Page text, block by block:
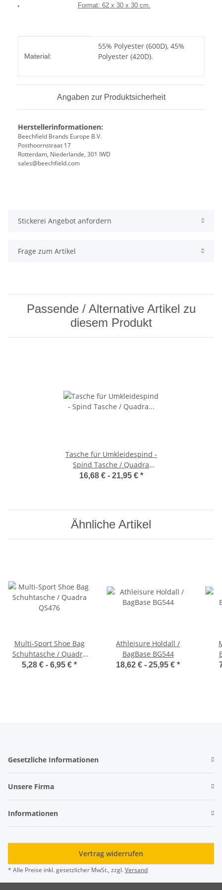
Format: 62 x 30 x 30 cm.
Material:
55% Polyester (600D), 45%
Polyester (420D).
Angaben zur Produktsicherheit
Herstellerinformationen:
Beechfield Brands Europe B.V.
Posthoornstraat 17
Rotterdam, Niederlande, 301 IWD
sales@beechfield.com
Stickerei Angebot anfordern
Frage zum Artikel
Passende / Alternative Artikel zu
diesem Produkt
Tasche für Umkleidespind -
Spind Tasche / Quadra
Quadra QS77
16,68 € - 21,95 € *
Ähnliche Artikel
Multi-Sport Shoe Bag
Schuhtasche / Quadra
QS476
5,28 € - 6,95 € *
Athleisure Holdall /
BagBase BG544
18,62 € - 25,95 € *
Gesetzliche Informationen
Unsere Firma
Informationen
Vertrag widerrufen
* Alle Preise inkl. gesetzlicher MwSt., zzgl.Versand